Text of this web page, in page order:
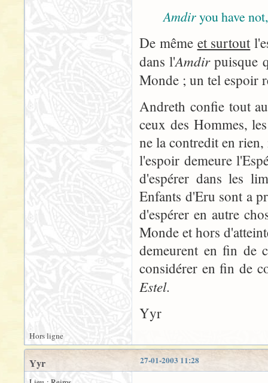
Amdiryou have
De même et surtout
dans l'Amdirpuisque
Monde ; un tel espoir
Andreth confie tout
ceux des Hommes,
ne la contredit en
l'espoir demeure
d'espérer dans les
Enfants d'Eru sont a
d'espérer en autre
Monde et hors
demeurent en fin de
considérer en fin de
Estel.
Yyr
Hors ligne
27-01-2003 11:28
Yyr